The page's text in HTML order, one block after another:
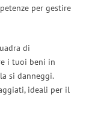
per gestire
di
i tuoi beni in
si danneggi.
ideali per il